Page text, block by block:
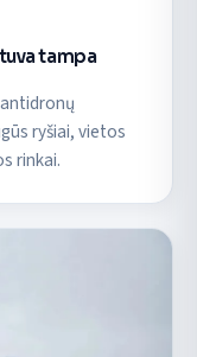
tampa
ryšiai, vietos
rinkai.